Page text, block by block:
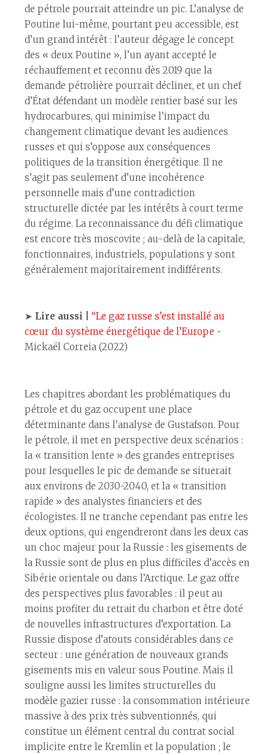
de pétrole pourrait atteindre un pic. L’analyse de
Poutine lui-même, pourtant peu accessible, est
d’un grand intérêt : l’auteur dégage le concept
des « deux Poutine », l’un ayant accepté le
réchauffement et reconnu dès 2019 que la
demande pétrolière pourrait décliner, et un chef
d’État défendant un modèle rentier basé sur les
hydrocarbures, qui minimise l’impact du
changement climatique devant les audiences
russes et qui s’oppose aux conséquences
politiques de la transition énergétique. Il ne
s’agit pas seulement d’une incohérence
personnelle mais d’une contradiction
structurelle dictée par les intérêts à court terme
du régime. La reconnaissance du défi climatique
est encore très moscovite ; au-delà de la capitale,
fonctionnaires, industriels, populations y sont
généralement majoritairement indifférents.
➤ Lire aussi |“Le gaz russe s’est installé au
cœur du système énergétique de l’Europe ・
Mickaël Correia (2022)
Les chapitres abordant les problématiques du
pétrole et du gaz occupent une place
déterminante dans l’analyse de Gustafson. Pour
le pétrole, il met en perspective deux scénarios :
la « transition lente » des grandes entreprises
pour lesquelles le pic de demande se situerait
aux environs de 2030-2040, et la « transition
rapide » des analystes financiers et des
écologistes. Il ne tranche cependant pas entre les
deux options, qui engendreront dans les deux cas
un choc majeur pour la Russie : les gisements de
la Russie sont de plus en plus difficiles d’accès en
Sibérie orientale ou dans l’Arctique. Le gaz offre
des perspectives plus favorables : il peut au
moins profiter du retrait du charbon et être doté
de nouvelles infrastructures d’exportation. La
Russie dispose d’atouts considérables dans ce
secteur : une génération de nouveaux grands
gisements mis en valeur sous Poutine. Mais il
souligne aussi les limites structurelles du
modèle gazier russe : la consommation intérieure
massive à des prix très subventionnés, qui
constitue un élément central du contrat social
implicite entre le Kremlin et la population ; le